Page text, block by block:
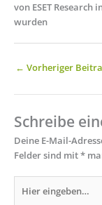
von ESET
wurden
← Vorheriger
Schreibe
Deine E-Mail-
Felder sind mit*
eingeben…